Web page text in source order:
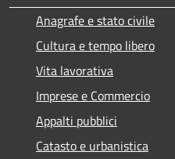
Anagrafe e stato civile
Cultura e tempo libero
Vita lavorativa
Imprese e Commercio
Appalti pubblici
Catasto e urbanistica